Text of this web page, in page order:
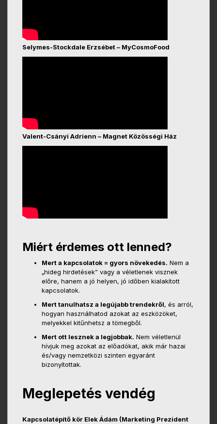
Selymes-Stockdale Erzsébet – MyCosmoFood
Valent-Csányi Adrienn – Magnet Közösségi Ház
Miért érdemes ott lenned?
Mert a kapcsolatok = gyors növekedés. Nem a
„hideg hirdetések” vagy a véletlenek visznek
előre, hanem a jó helyen, jó időben kialakított
kapcsolatok.
Mert tanulhatsz a legújabb trendekről, és arról,
hogyan használhatod azokat az eszközöket,
melyekkel kitűnhetsz a tömegből.
Mert ott lesznek a legjobbak. Nem véletlenül
hívjuk meg azokat az előadókat, akik már hazai
és/vagy nemzetközi szinten egyaránt
bizonyítottak.
Meglepetés vendég
Kapcsolatépítő kör Elek Ádám (Marketing Prezident